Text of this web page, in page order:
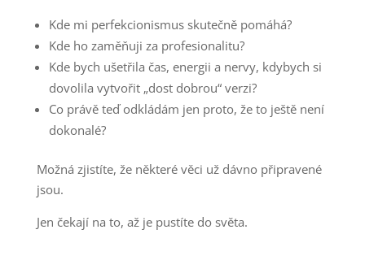
Kde mi perfekcionismus skutečně pomáhá?
Kde ho zaměňuji za profesionalitu?
Kde bych ušetřila čas, energii a nervy, kdybych si
dovolila vytvořit „dost dobrou“ verzi?
Co právě teď odkládám jen proto, že to ještě není
dokonalé?
Možná zjistíte, že některé věci už dávno připravené
jsou.
Jen čekají na to, až je pustíte do světa.